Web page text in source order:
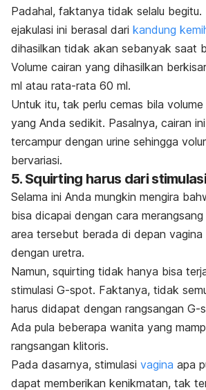
Padahal, faktanya tidak selalu begitu.
ejakulasi ini berasal dari kandung
dihasilkan tidak akan sebanyak saat
Volume cairan yang dihasilkan
ml atau rata-rata 60 ml.
Untuk itu, tak perlu cemas bila volume
yang Anda sedikit. Pasalnya, cairan
tercampur dengan urine sehingga
bervariasi.
5. Squirting harus dari stimulasi
Selama ini Anda mungkin mengira
bisa dicapai dengan cara merangsang
area tersebut berada di depan vagina
dengan uretra.
Namun, squirting tidak hanya bisa
stimulasi G-spot. Faktanya, tidak
harus didapat dengan rangsangan G-
Ada pula beberapa wanita yang
rangsangan klitoris.
Pada dasarnya, stimulasi vagina apa
dapat memberikan kenikmatan, tak